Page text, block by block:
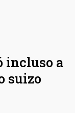
incluso a
suizo